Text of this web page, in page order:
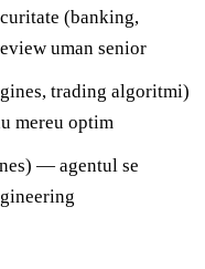
(banking,
uman senior
trading algoritmi)
mereu optim
— agentul se